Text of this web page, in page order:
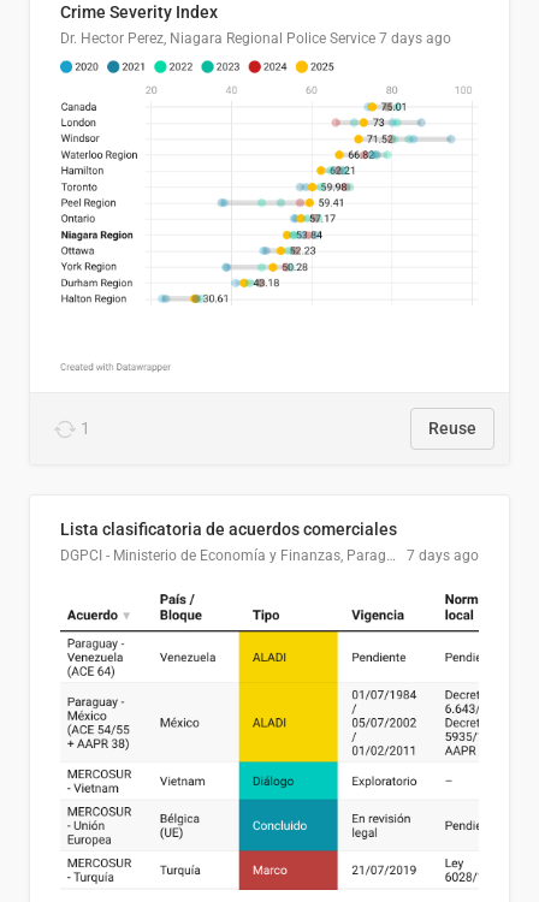
Crime Severity Index
Dr. Hector Perez, Niagara Regional Police Service 7 days ago
1 Reuse
Lista clasificatoria de acuerdos comerciales
DGPCI - Ministerio de Economía y Finanzas, Paraguay 7 days ago